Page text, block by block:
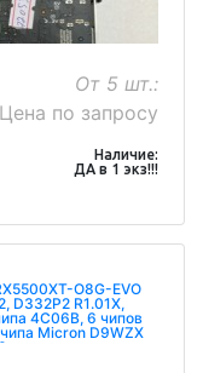
От 5 шт.:
Цена по запросу
Наличие:
ДА в 1 экз!!!
O8G-EVO
D332P2 R1.01X,
4C06B, 6 чипов
Micron D9WZX
ом